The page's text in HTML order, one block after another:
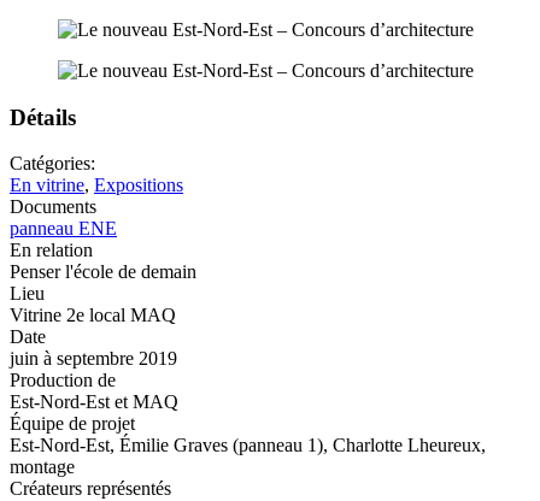
Détails
Catégories:
En vitrine, Expositions
Documents
panneau ENE
En relation
Penser l'école de demain
Lieu
Vitrine 2e local MAQ
Date
juin à septembre 2019
Production de
Est-Nord-Est et MAQ
Équipe de projet
Est-Nord-Est, Émilie Graves (panneau 1), Charlotte Lheureux,
montage
Créateurs représentés